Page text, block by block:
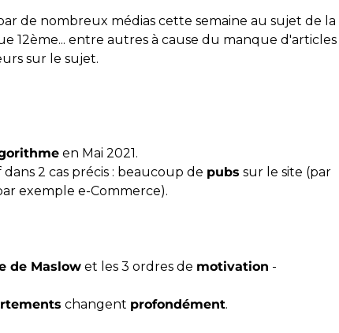
de nombreux médias cette semaine au sujet de la
12ème... entre autres à cause du manque d'articles
sur le sujet.
en Mai 2021.
2 cas précis : beaucoup de pubs sur le site (par
exemple e-Commerce).
de Maslow et les 3 ordres de motivation -
changent profondément.